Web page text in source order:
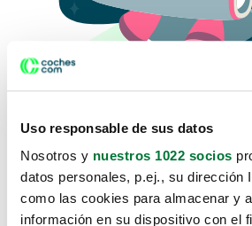
Uso responsable de sus datos
Nosotros y nuestros 1022 socios
datos personales, p.ej., su dirección
como las cookies para almacenar y
información en su dispositivo con el
Lo sentimos, no